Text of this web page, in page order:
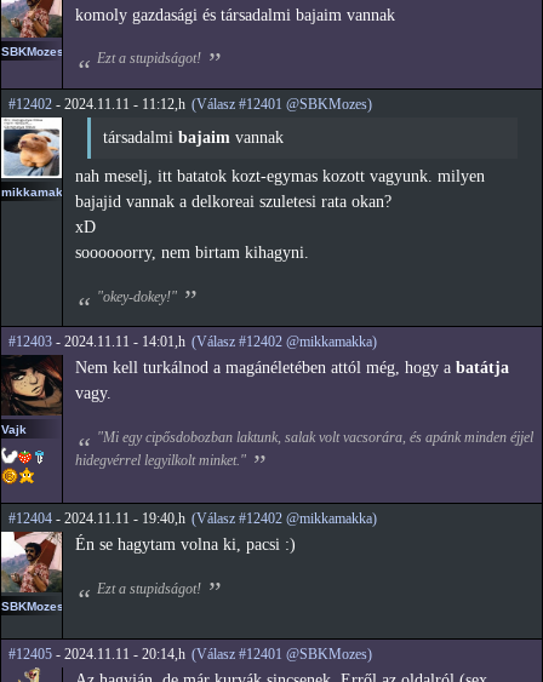
SBKMozes
komoly gazdasági és társadalmi bajaim vannak
Ezt a stupidságot!
#12402 - 2024.11.11 - 11:12,h (Válasz #12401 @SBKMozes)
mikkamakka
társadalmi bajaim vannak
nah meselj, itt batatok kozt-egymas kozott vagyunk. milyen
bajajid vannak a delkoreai szuletesi rata okan?
xD
soooooorry, nem birtam kihagyni.
"okey-dokey!"
#12403 - 2024.11.11 - 14:01,h (Válasz #12402 @mikkamakka)
Vajk
Nem kell turkálnod a magánéletében attól még, hogy a batátja
vagy.
"Mi egy cipősdobozban laktunk, salak volt vacsorára, és apánk minden éjjel
hidegvérrel legyilkolt minket."
#12404 - 2024.11.11 - 19:40,h (Válasz #12402 @mikkamakka)
SBKMozes
Én se hagytam volna ki, pacsi :)
Ezt a stupidságot!
#12405 - 2024.11.11 - 20:14,h (Válasz #12401 @SBKMozes)